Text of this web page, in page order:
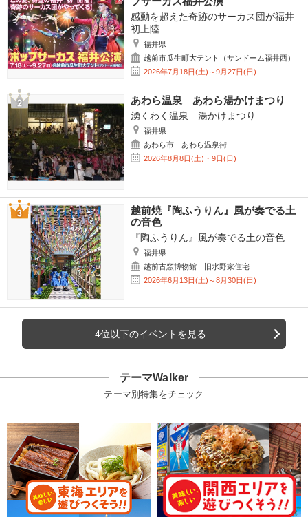
感動を超えた奇跡のサーカス団が福井
初上陸
福井県
越前市瓜生町大テント（サンドーム福井西）
2026年7月18日(土)～9月27日(日)
あわら温泉 あわら湯かけまつり
湧くわく温泉 湯かけまつり
福井県
あわら市 あわら温泉街
2026年8月8日(土)・9日(日)
越前焼『陶ふうりん』風が奏でる土
の音色
『陶ふうりん』風が奏でる土の音色
福井県
越前古窯博物館 旧水野家住宅
2026年6月13日(土)～8月30日(日)
4位以下のイベントを見る
テーマWalker
テーマ別特集をチェック